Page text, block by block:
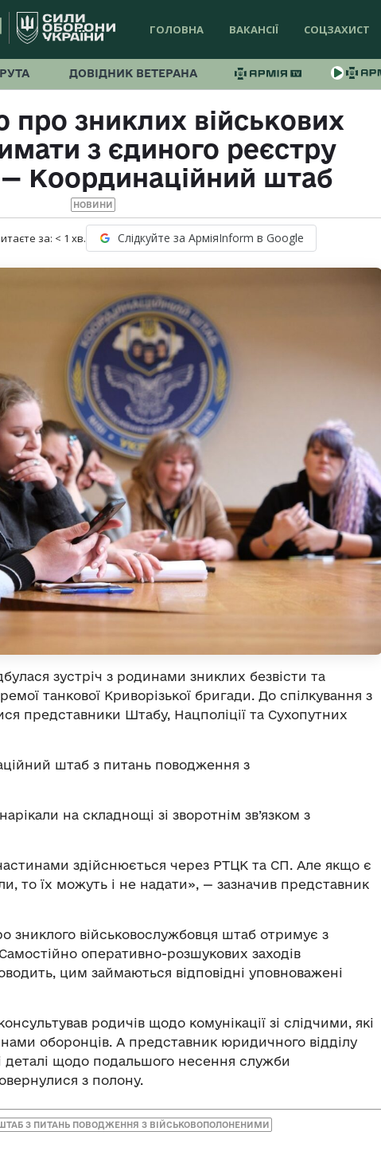
ГОЛОВНА ВАКАНСІЇ СОЦЗАХИСТ
ДОВІДНИК ВЕТЕРАНА
про зниклих військових
з єдиного реєстру
Координаційний штаб
НОВИНИ
за: < 1 хв. Слідкуйте за АрміяInform в Google
зустріч з родинами зниклих безвісти та
танкової Криворізької бригади. До спілкування з
представники Штабу, Нацполіції та Сухопутних
штаб з питань поводження з
на складнощі зі зворотнім зв’язком з
здійснюється через РТЦК та СП. Але якщо є
то їх можуть і не надати», — зазначив представник
зниклого військовослужбовця штаб отримує з
оперативно-розшукових заходів
цим займаються відповідні уповноважені
родичів щодо комунікації зі слідчими, які
оборонців. А представник юридичного відділу
деталі щодо подальшого несення служби
з полону.
З ПИТАНЬ ПОВОДЖЕННЯ З ВІЙСЬКОВОПОЛОНЕНИМИ